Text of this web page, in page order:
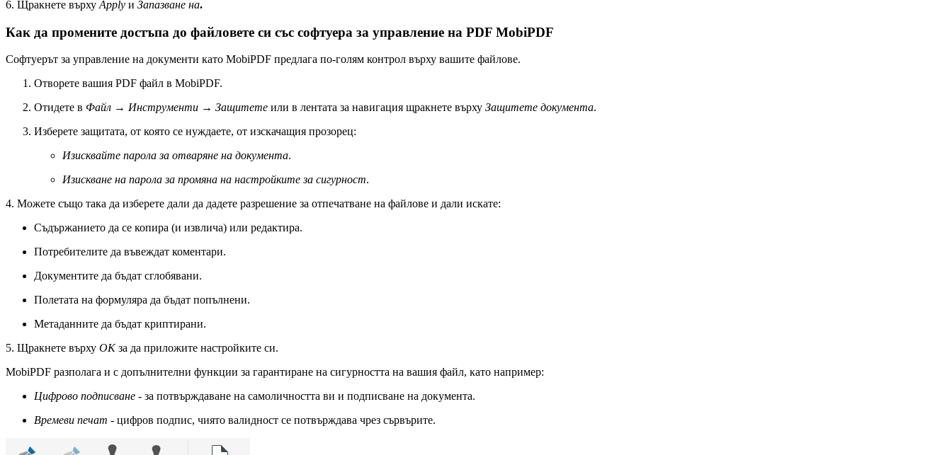
6. Щракнете върху Apply и Запазване на.
Как да промените достъпа до файловете си със софтуера за управление на PDF MobiPDF
Софтуерът за управление на документи като MobiPDF предлага по-голям контрол върху вашите файлове.
Отворете вашия PDF файл в MobiPDF.
Отидете в Файл → Инструменти → Защитете или в лентата за навигация щракнете върху Защитете документа.
Изберете защитата, от която се нуждаете, от изскачащия прозорец:
Изисквайте парола за отваряне на документа.
Изискване на парола за промяна на настройките за сигурност.
4. Можете също така да изберете дали да дадете разрешение за отпечатване на файлове и дали искате:
Съдържанието да се копира (и извлича) или редактира.
Потребителите да въвеждат коментари.
Документите да бъдат сглобявани.
Полетата на формуляра да бъдат попълнени.
Метаданните да бъдат криптирани.
5. Щракнете върху OKза да приложите настройките си.
MobiPDF разполага и с допълнителни функции за гарантиране на сигурността на вашия файл, като например:
Цифрово подписване - за потвърждаване на самоличността ви и подписване на документа.
Времеви печат - цифров подпис, чиято валидност се потвърждава чрез сървърите.